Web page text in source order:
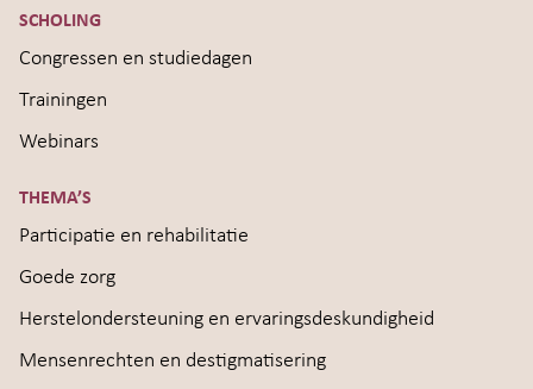
SCHOLING
Congressen en studiedagen
Trainingen
Webinars
THEMA’S
Participatie en rehabilitatie
Goede zorg
Herstelondersteuning en ervaringsdeskundigheid
Mensenrechten en destigmatisering